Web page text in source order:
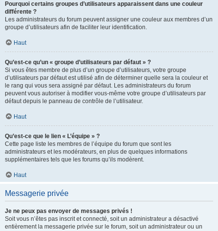
Pourquoi certains groupes d’utilisateurs apparaissent dans une couleur
différente ?
Les administrateurs du forum peuvent assigner une couleur aux membres d’un
groupe d’utilisateurs afin de faciliter leur identification.
Haut
Qu’est-ce qu’un « groupe d’utilisateurs par défaut » ?
Si vous êtes membre de plus d’un groupe d’utilisateurs, votre groupe
d’utilisateurs par défaut est utilisé afin de déterminer quelle sera la couleur et
le rang qui vous sera assigné par défaut. Les administrateurs du forum
peuvent vous autoriser à modifier vous-même votre groupe d’utilisateurs par
défaut depuis le panneau de contrôle de l’utilisateur.
Haut
Qu’est-ce que le lien « L’équipe » ?
Cette page liste les membres de l’équipe du forum que sont les
administrateurs et les modérateurs, en plus de quelques informations
supplémentaires tels que les forums qu’ils modèrent.
Haut
Messagerie privée
Je ne peux pas envoyer de messages privés !
Soit vous n’êtes pas inscrit et connecté, soit un administrateur a désactivé
entièrement la messagerie privée sur le forum, soit un administrateur ou un